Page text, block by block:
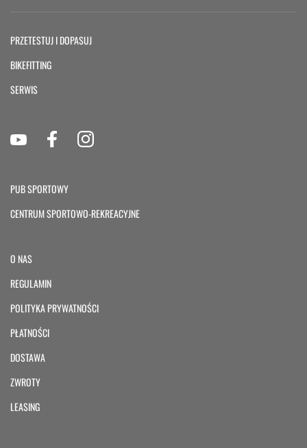
PRZETESTUJ I DOPASUJ
BIKEFITTING
SERWIS
PUB SPORTOWY
CENTRUM SPORTOWO-REKREACYJNE
O NAS
REGULAMIN
POLITYKA PRYWATNOŚCI
PŁATNOŚCI
DOSTAWA
ZWROTY
LEASING